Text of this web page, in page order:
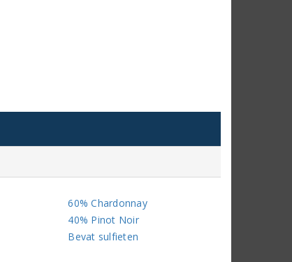
60% Chardonnay
40% Pinot Noir
Bevat sulfieten